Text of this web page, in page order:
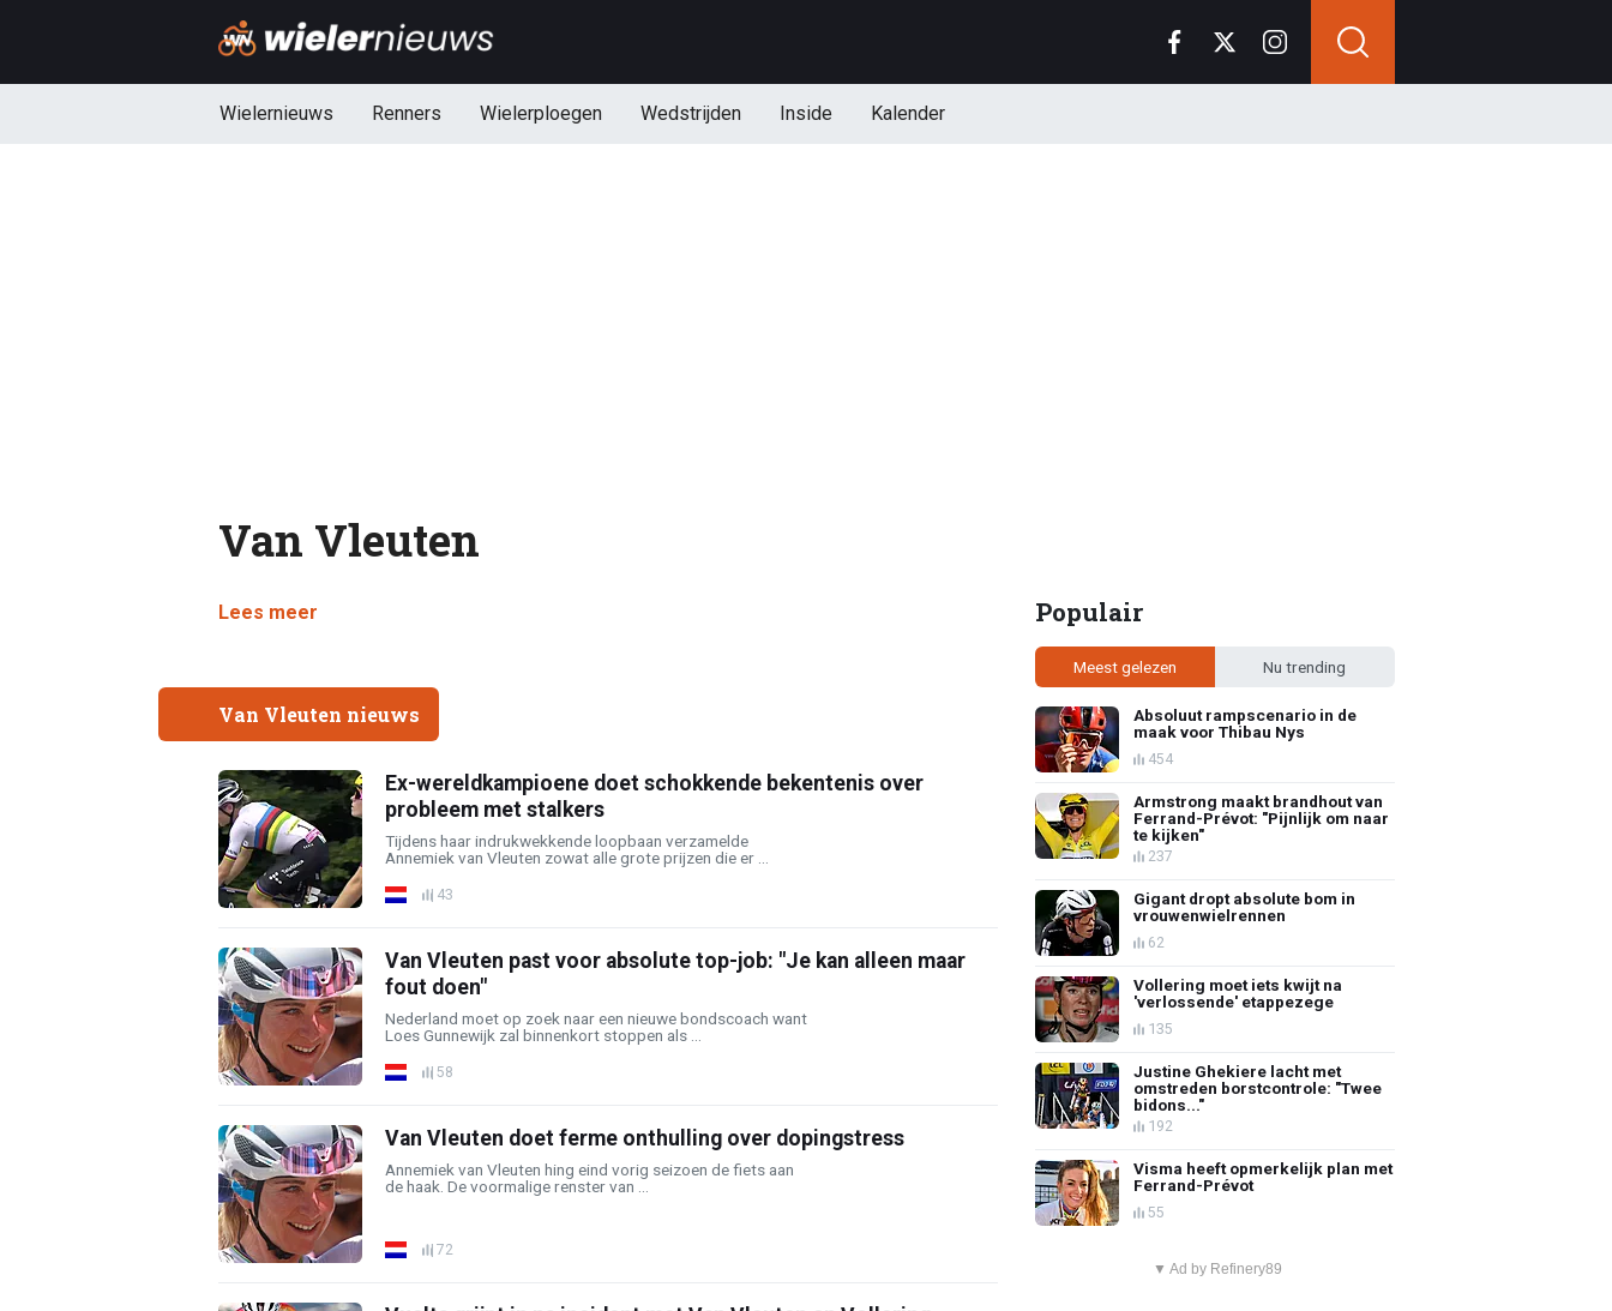
Wielernieuws Renners Wielerploegen Wedstrijden Inside Kalender
Van Vleuten
Lees meer
Van Vleuten nieuws
Ex-wereldkampioene doet schokkende bekentenis over
probleem met stalkers
Tijdens haar indrukwekkende loopbaan verzamelde
Annemiek van Vleuten zowat alle grote prijzen die er ...
43
Van Vleuten past voor absolute top-job: "Je kan alleen maar
fout doen"
Nederland moet op zoek naar een nieuwe bondscoach want
Loes Gunnewijk zal binnenkort stoppen als ...
58
Van Vleuten doet ferme onthulling over dopingstress
Annemiek van Vleuten hing eind vorig seizoen de fiets aan
de haak. De voormalige renster van ...
72
Populair
Meest gelezen Nu trending
Absoluut rampscenario in de
maak voor Thibau Nys
454
Armstrong maakt brandhout van
Ferrand-Prévot: "Pijnlijk om naar
te kijken"
237
Gigant dropt absolute bom in
vrouwenwielrennen
62
Vollering moet iets kwijt na
'verlossende' etappezege
135
Justine Ghekiere lacht met
omstreden borstcontrole: "Twee
bidons..."
192
Visma heeft opmerkelijk plan met
Ferrand-Prévot
55
▼ Ad by Refinery89